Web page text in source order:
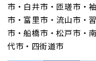
市・白井市・匝瑳市・
市・富里市・流山市・
市・船橋市・松戸市・
代市・四街道市